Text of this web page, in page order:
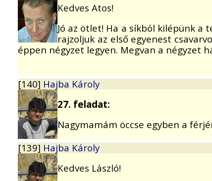
Kedves Atos!
Jó az ötlet! Ha a síkból kilépünk
rajzoljuk az első egyenest
éppen négyzet legyen. Megvan a négyzet
[140] Hajba Károly
27. feladat:
Nagymamám öccse egyben a
[139] Hajba Károly
Kedves László!